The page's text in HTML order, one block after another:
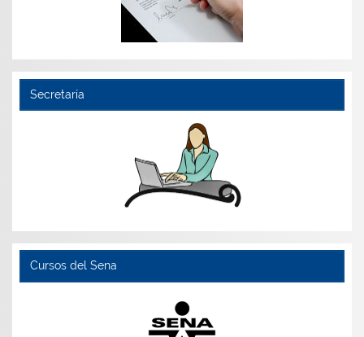
Secretaría
Cursos del Sena